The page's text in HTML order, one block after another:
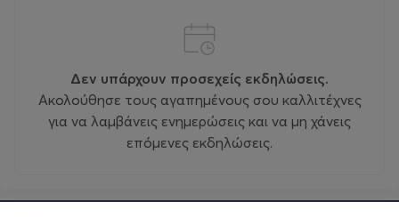
Δεν υπάρχουν προσεχείς εκδηλώσεις.
Ακολούθησε τους αγαπημένους σου καλλιτέχνες
για να λαμβάνεις ενημερώσεις και να μη χάνεις
επόμενες εκδηλώσεις.